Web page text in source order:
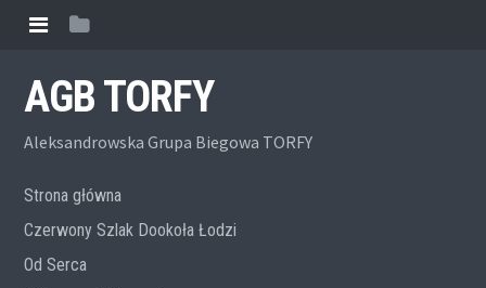
AGB TORFY
Aleksandrowska Grupa Biegowa TORFY
Strona główna
Czerwony Szlak Dookoła Łodzi
Od Serca